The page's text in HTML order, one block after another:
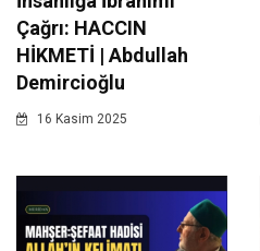
Çağrı: HACCIN
HİKMETİ | Abdullah
Demircioğlu
16 Kasim 2025